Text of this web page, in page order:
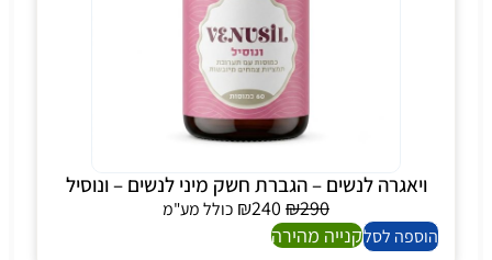
ויאגרה לנשים – הגברת חשק מיני לנשים – ונוסיל
₪290
₪240
כולל מע"מ
הוספה לסלקנייה מהירה